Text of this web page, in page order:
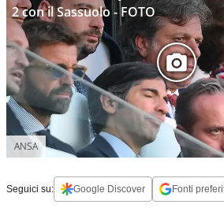
2 con il Sassuolo - FOTO
ANSA
Seguici su: Google Discover Fonti